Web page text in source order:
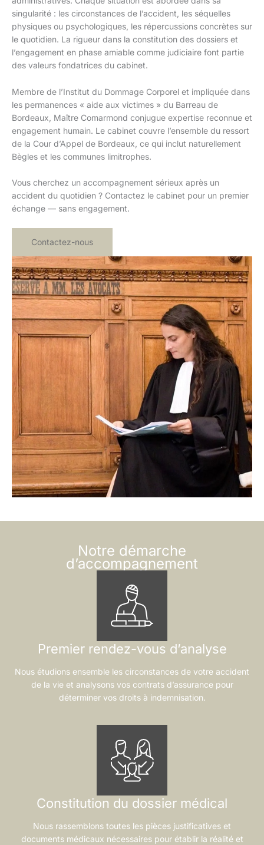
singularité : les circonstances de l’accident, les séquelles
physiques ou psychologiques, les répercussions concrètes sur
le quotidien. La rigueur dans la constitution des dossiers et
l’engagement en phase amiable comme judiciaire font partie
des valeurs fondatrices du cabinet.
Membre de l’Institut du Dommage Corporel et impliquée dans
les permanences « aide aux victimes » du Barreau de
Bordeaux, Maître Comarmond conjugue expertise reconnue et
engagement humain. Le cabinet couvre l’ensemble du ressort
de la Cour d’Appel de Bordeaux, ce qui inclut naturellement
Bègles et les communes limitrophes.
Vous cherchez un accompagnement sérieux après un
accident du quotidien ? Contactez le cabinet pour un premier
échange — sans engagement.
Contactez-nous
Notre démarche
d’accompagnement
Premier rendez-vous d’analyse
Nous étudions ensemble les circonstances de votre accident
de la vie et analysons vos contrats d’assurance pour
déterminer vos droits à indemnisation.
Constitution du dossier médical
Nous rassemblons toutes les pièces justificatives et
documents médicaux nécessaires pour établir la réalité et